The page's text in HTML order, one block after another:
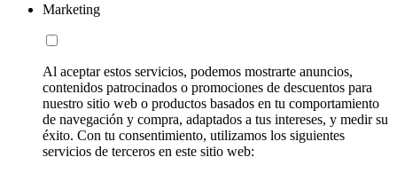
Marketing
Al aceptar estos servicios, podemos mostrarte anuncios,
contenidos patrocinados o promociones de descuentos para
nuestro sitio web o productos basados en tu comportamiento
de navegación y compra, adaptados a tus intereses, y medir su
éxito. Con tu consentimiento, utilizamos los siguientes
servicios de terceros en este sitio web: